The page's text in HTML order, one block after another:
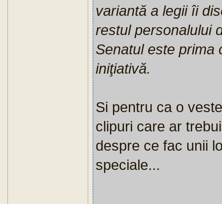
variantă a legii îi
restul personalului
Senatul este prima
iniţiativă.
Si pentru ca o
clipuri care ar
despre ce fac unii
speciale...